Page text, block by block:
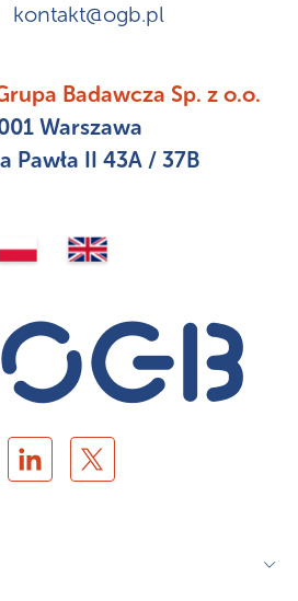
kontakt@ogb.pl
Badawcza Sp. z o.o.
Warszawa
Pawła II 43A / 37B